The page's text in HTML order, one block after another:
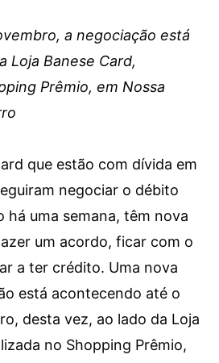
a negociação está
Loja Banese Card,
Prêmio, em Nossa
que estão com dívida em
negociar o débito
há uma semana, têm nova
um acordo, ficar com o
a ter crédito. Uma nova
está acontecendo até o
desta vez, ao lado da Loja
no Shopping Prêmio,